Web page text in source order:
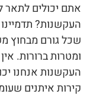
אתם יכולים
העקשנות?
שכל גורם מבחוץ
ומטרות ברורות.
העקשנות אנחנו
קירות איתנים